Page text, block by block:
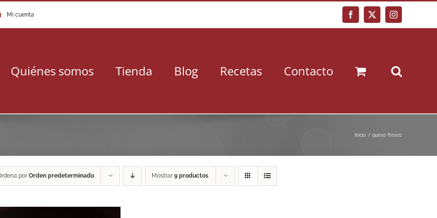
Mi cuenta Facebook
X Instagram
Quiénes somos Tienda Blog Recetas Contacto
Inicio queso fresco
por Orden predeterminado Mostrar 9 productos